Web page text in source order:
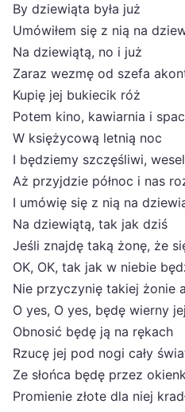
By dziewiąta była już
Umówiłem się z nią na
Na dziewiątą, no i już
Zaraz wezmę od szefa
Kupię jej bukiecik róż
Potem kino, kawiarnia i
W księżycową letnią noc
I będziemy szczęśliwi,
Aż przyjdzie północ i nas
I umówię się z nią na
Na dziewiątą, tak jak dziś
Jeśli znajdę taką żonę, że
OK, OK, tak jak w niebie
Nie przyczynię takiej żonie
O yes, O yes, będę wierny
Obnosić będę ją na rękach
Rzucę jej pod nogi cały
Ze słońca będę przez
Promienie złote dla niej